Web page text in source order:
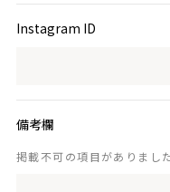
Instagram ID
備考欄
掲載不可の項目がありまし